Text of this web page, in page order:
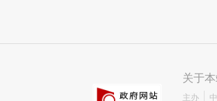
关于
主办